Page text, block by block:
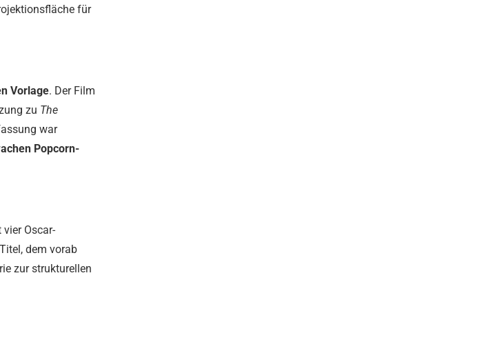
für
Vorlage. Der Film
zu The
war
Popcorn-
vier Oscar-
dem vorab
zur strukturellen